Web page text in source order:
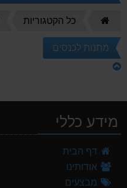
כל הקטגוריות
מתנות לכנסים
מידע כללי
דף הבית
אודותינו
מבצעים